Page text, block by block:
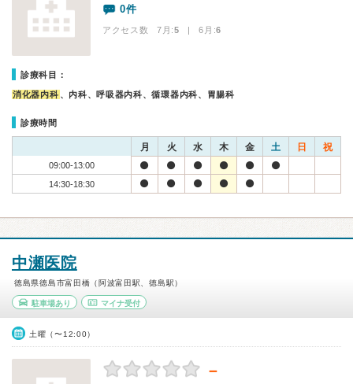
0件
アクセス数 7月:5 | 6月:6
診療科目：
消化器内科 、内科、呼吸器内科、循環器内科、胃腸科
診療時間
月 火 水 木 金 土 日 祝
09:00-13:00
14:30-18:30
中瀬医院
徳島県徳島市富田橋（阿波富田駅、徳島駅）
駐車場あり マイナ受付
土曜（〜12:00）
－